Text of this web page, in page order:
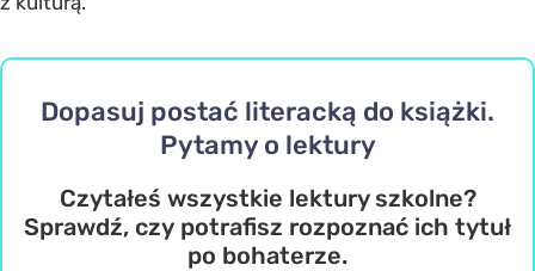
Dopasuj postać literacką do książki.
Pytamy o lektury
Czytałeś wszystkie lektury szkolne?
Sprawdź, czy potrafisz rozpoznać ich tytuł
po bohaterze.